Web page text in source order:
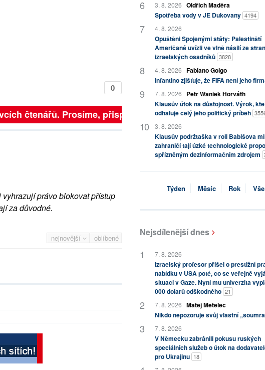
0
čtenářů. Prosíme, přispějte. ➥
právo blokovat přístup
za důvodné.
nejnovější oblíbené
3. 8. 2026 Oldřich Maděra
Spotřeba vody v JE Dukovany 4194
4. 8. 2026
Opuštěni Spojenými státy: Palestinští
Američané uvízli ve vlně násilí ze
izraelských osadníků 3828
4. 8. 2026 Fabiano Golgo
Infantino zjišťuje, že FIFA není jeho
7. 8. 2026
Petr Waniek Horváth
Klausův útok na důstojnost. Výrok,
odhaluje celý jeho politický příběh
3. 8. 2026
Klausův podržtaška v roli Babišova
zahraničí tají úzké technologické
spřízněným dezinformačním zdrojem
Týden Měsíc Rok Vše
Nejsdílenější dnes
7. 8. 2026
Izraelský profesor přišel o prestižní
nabídku v USA poté, co se veřejně
situaci v Gaze. Nyní mu univerzita
000 dolarů odškodného 21
7. 8. 2026 Matěj Metelec
Nikdo nepozoruje svůj vlastní
7. 8. 2026
V Německu zabránili pokusu ruských
speciálních služeb o útok na
pro Ukrajinu 18